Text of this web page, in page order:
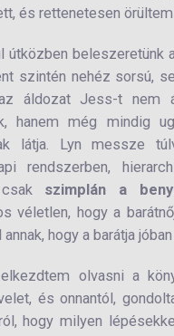
és rettenetesen örültem
útközben
szintén nehéz sorsú,
áldozat Jess-t nem
hanem még mindig
látja. Lyn messze
rendszerben,
szimplán a
véletlen, hogy a
annak, hogy a barátja
olvasni a
és onnantól,
hogy milyen